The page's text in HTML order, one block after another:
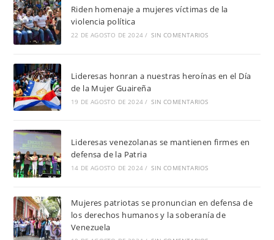
Riden homenaje a mujeres víctimas de la
violencia política
22 DE AGOSTO DE 2024 / SIN COMENTARIOS
Lideresas honran a nuestras heroínas en el Día
de la Mujer Guaireña
19 DE AGOSTO DE 2024 / SIN COMENTARIOS
Lideresas venezolanas se mantienen firmes en
defensa de la Patria
14 DE AGOSTO DE 2024 / SIN COMENTARIOS
Mujeres patriotas se pronuncian en defensa de
los derechos humanos y la soberanía de
Venezuela